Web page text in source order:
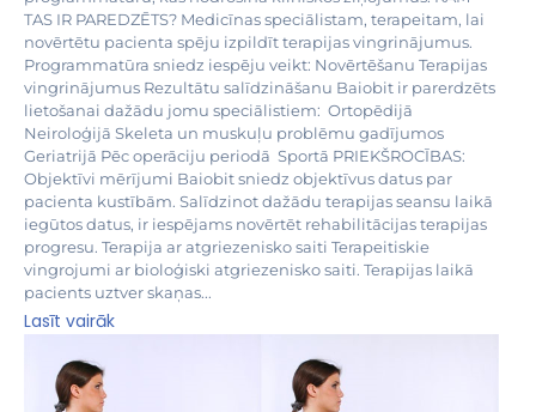
TAS IR PAREDZĒTS? Medicīnas speciālistam, terapeitam, lai
novērtētu pacienta spēju izpildīt terapijas vingrinājumus.
Programmatūra sniedz iespēju veikt: Novērtēšanu Terapijas
vingrinājumus Rezultātu salīdzināšanu Baiobit ir parerdzēts
lietošanai dažādu jomu speciālistiem: Ortopēdijā
Neiroloģijā Skeleta un muskuļu problēmu gadījumos
Geriatrijā Pēc operāciju periodā Sportā PRIEKŠROCĪBAS:
Objektīvi mērījumi Baiobit sniedz objektīvus datus par
pacienta kustībām. Salīdzinot dažādu terapijas seansu laikā
iegūtos datus, ir iespējams novērtēt rehabilitācijas terapijas
progresu. Terapija ar atgriezenisko saiti Terapeitiskie
vingrojumi ar bioloģiski atgriezenisko saiti. Terapijas laikā
pacients uztver skaņas...
Lasīt vairāk